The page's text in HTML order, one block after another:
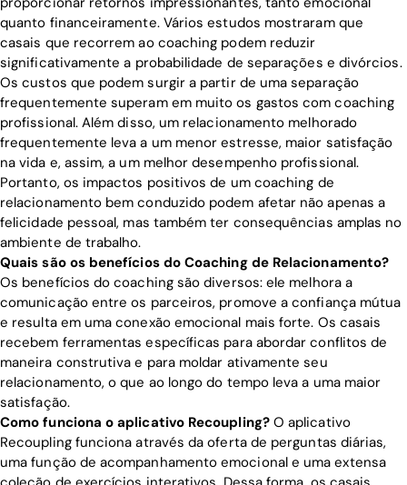
quanto financeiramente. Vários estudos mostraram que
casais que recorrem ao coaching podem reduzir
significativamente a probabilidade de separações e divórcios.
Os custos que podem surgir a partir de uma separação
frequentemente superam em muito os gastos com coaching
profissional. Além disso, um relacionamento melhorado
frequentemente leva a um menor estresse, maior satisfação
na vida e, assim, a um melhor desempenho profissional.
Portanto, os impactos positivos de um coaching de
relacionamento bem conduzido podem afetar não apenas a
felicidade pessoal, mas também ter consequências amplas no
ambiente de trabalho.
Quais são os benefícios do Coaching de Relacionamento?
Os benefícios do coaching são diversos: ele melhora a
comunicação entre os parceiros, promove a confiança mútua
e resulta em uma conexão emocional mais forte. Os casais
recebem ferramentas específicas para abordar conflitos de
maneira construtiva e para moldar ativamente seu
relacionamento, o que ao longo do tempo leva a uma maior
satisfação.
Como funciona o aplicativo Recoupling?O aplicativo
Recoupling funciona através da oferta de perguntas diárias,
uma função de acompanhamento emocional e uma extensa